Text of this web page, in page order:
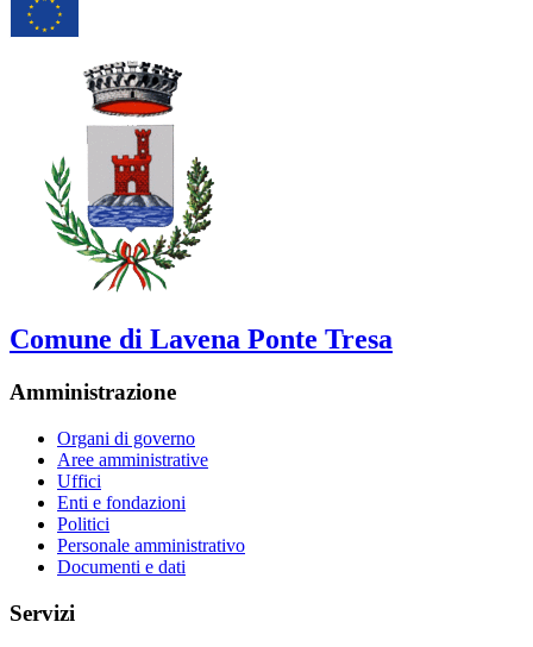
Comune di Lavena Ponte Tresa
Amministrazione
Organi di governo
Aree amministrative
Uffici
Enti e fondazioni
Politici
Personale amministrativo
Documenti e dati
Servizi